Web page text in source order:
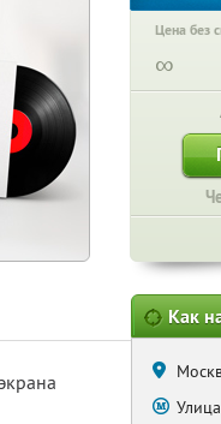
Цена без
∞
Как